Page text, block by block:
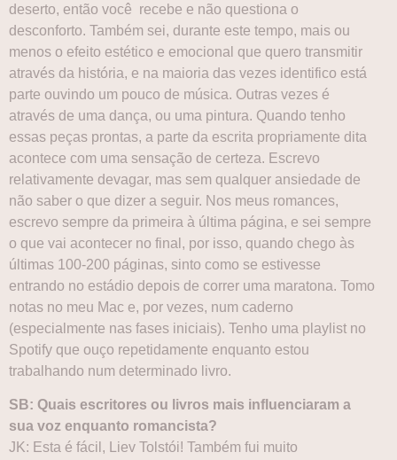
deserto, então você recebe e não questiona o
desconforto. Também sei, durante este tempo, mais ou
menos o efeito estético e emocional que quero transmitir
através da história, e na maioria das vezes identifico está
parte ouvindo um pouco de música. Outras vezes é
através de uma dança, ou uma pintura. Quando tenho
essas peças prontas, a parte da escrita propriamente dita
acontece com uma sensação de certeza. Escrevo
relativamente devagar, mas sem qualquer ansiedade de
não saber o que dizer a seguir. Nos meus romances,
escrevo sempre da primeira à última página, e sei sempre
o que vai acontecer no final, por isso, quando chego às
últimas 100-200 páginas, sinto como se estivesse
entrando no estádio depois de correr uma maratona. Tomo
notas no meu Mac e, por vezes, num caderno
(especialmente nas fases iniciais). Tenho uma playlist no
Spotify que ouço repetidamente enquanto estou
trabalhando num determinado livro.
SB: Quais escritores ou livros mais influenciaram a
sua voz enquanto romancista?
JK: Esta é fácil, Liev Tolstói! Também fui muito